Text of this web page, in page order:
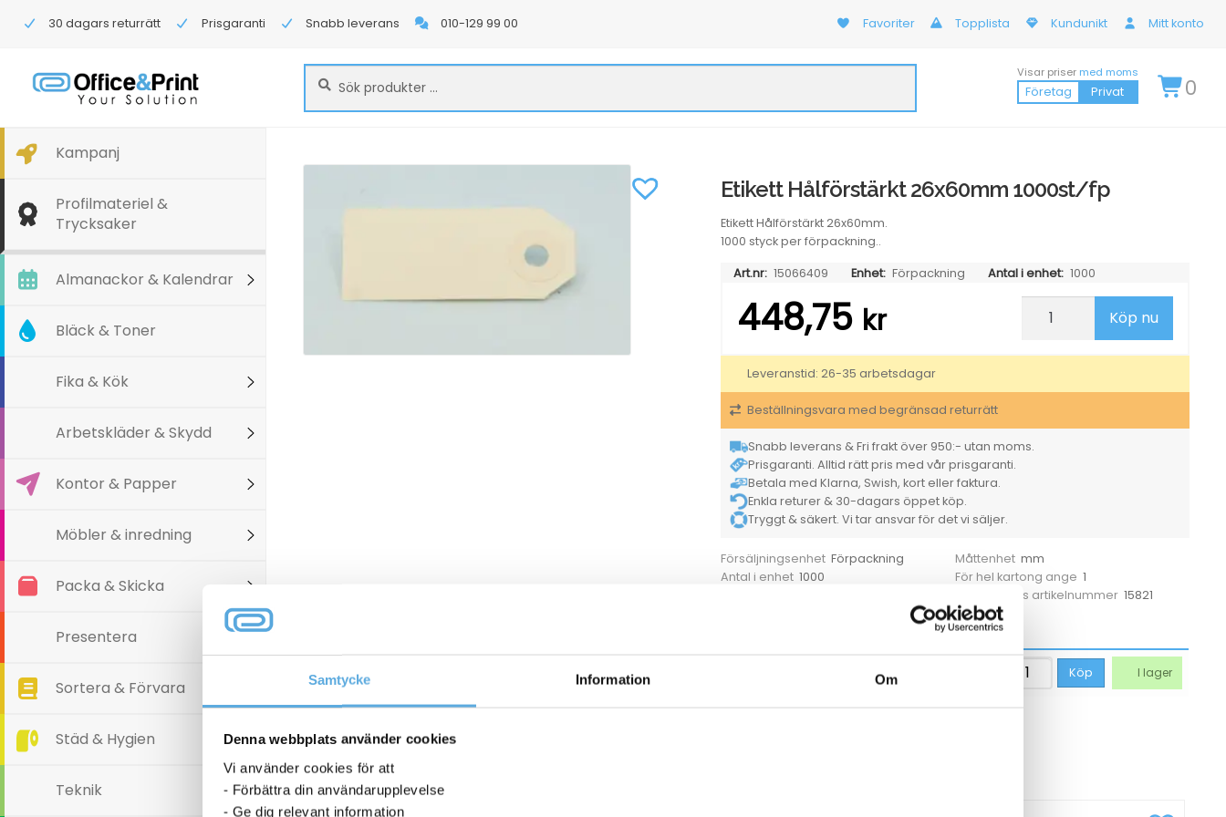
Samtycke Information Om
Denna webbplats använder cookies
Vi använder cookies för att
- Förbättra din användarupplevelse
- Ge dig relevant information
30 dagars returrätt Prisgaranti Snabb leverans 010-129 99 00 Favoriter Topplista Kundunikt Mitt konto
Sök
efter:
Sök Visar priser med moms
Företag Privat 0
Kampanj
Profilmateriel &
Trycksaker
Almanackor & Kalendrar
Bläck & Toner
Fika & Kök
Arbetskläder & Skydd
Kontor & Papper
Möbler & inredning
Packa & Skicka
Presentera
Sortera & Förvara
Städ & Hygien
Teknik
Etikett Hålförstärkt 26x60mm 1000st/fp
Etikett Hålförstärkt 26x60mm.
1000 styck per förpackning..
Art.nr: 15066409 Enhet: Förpackning Antal i enhet: 1000
448,75 kr
Etikett
Hålförstärkt
1000st/fp
Köp nu
Leveranstid: 26-35 arbetsdagar
Beställningsvara med begränsad returrätt
Snabb leverans & Fri frakt över 950:- utan moms.
Prisgaranti. Alltid rätt pris med vår prisgaranti.
Betala med Klarna, Swish, kort eller faktura.
Enkla returer & 30-dagars öppet köp.
Tryggt & säkert. Vi tar ansvar för det vi säljer.
Försäljningsenhet Förpackning Måttenhet mm
Antal i enhet 1000 För hel kartong ange 1
Tillverkarens artikelnummer 15821
Etikett Hålförstärkt 38x80mm 1000st/fp Köp I lager